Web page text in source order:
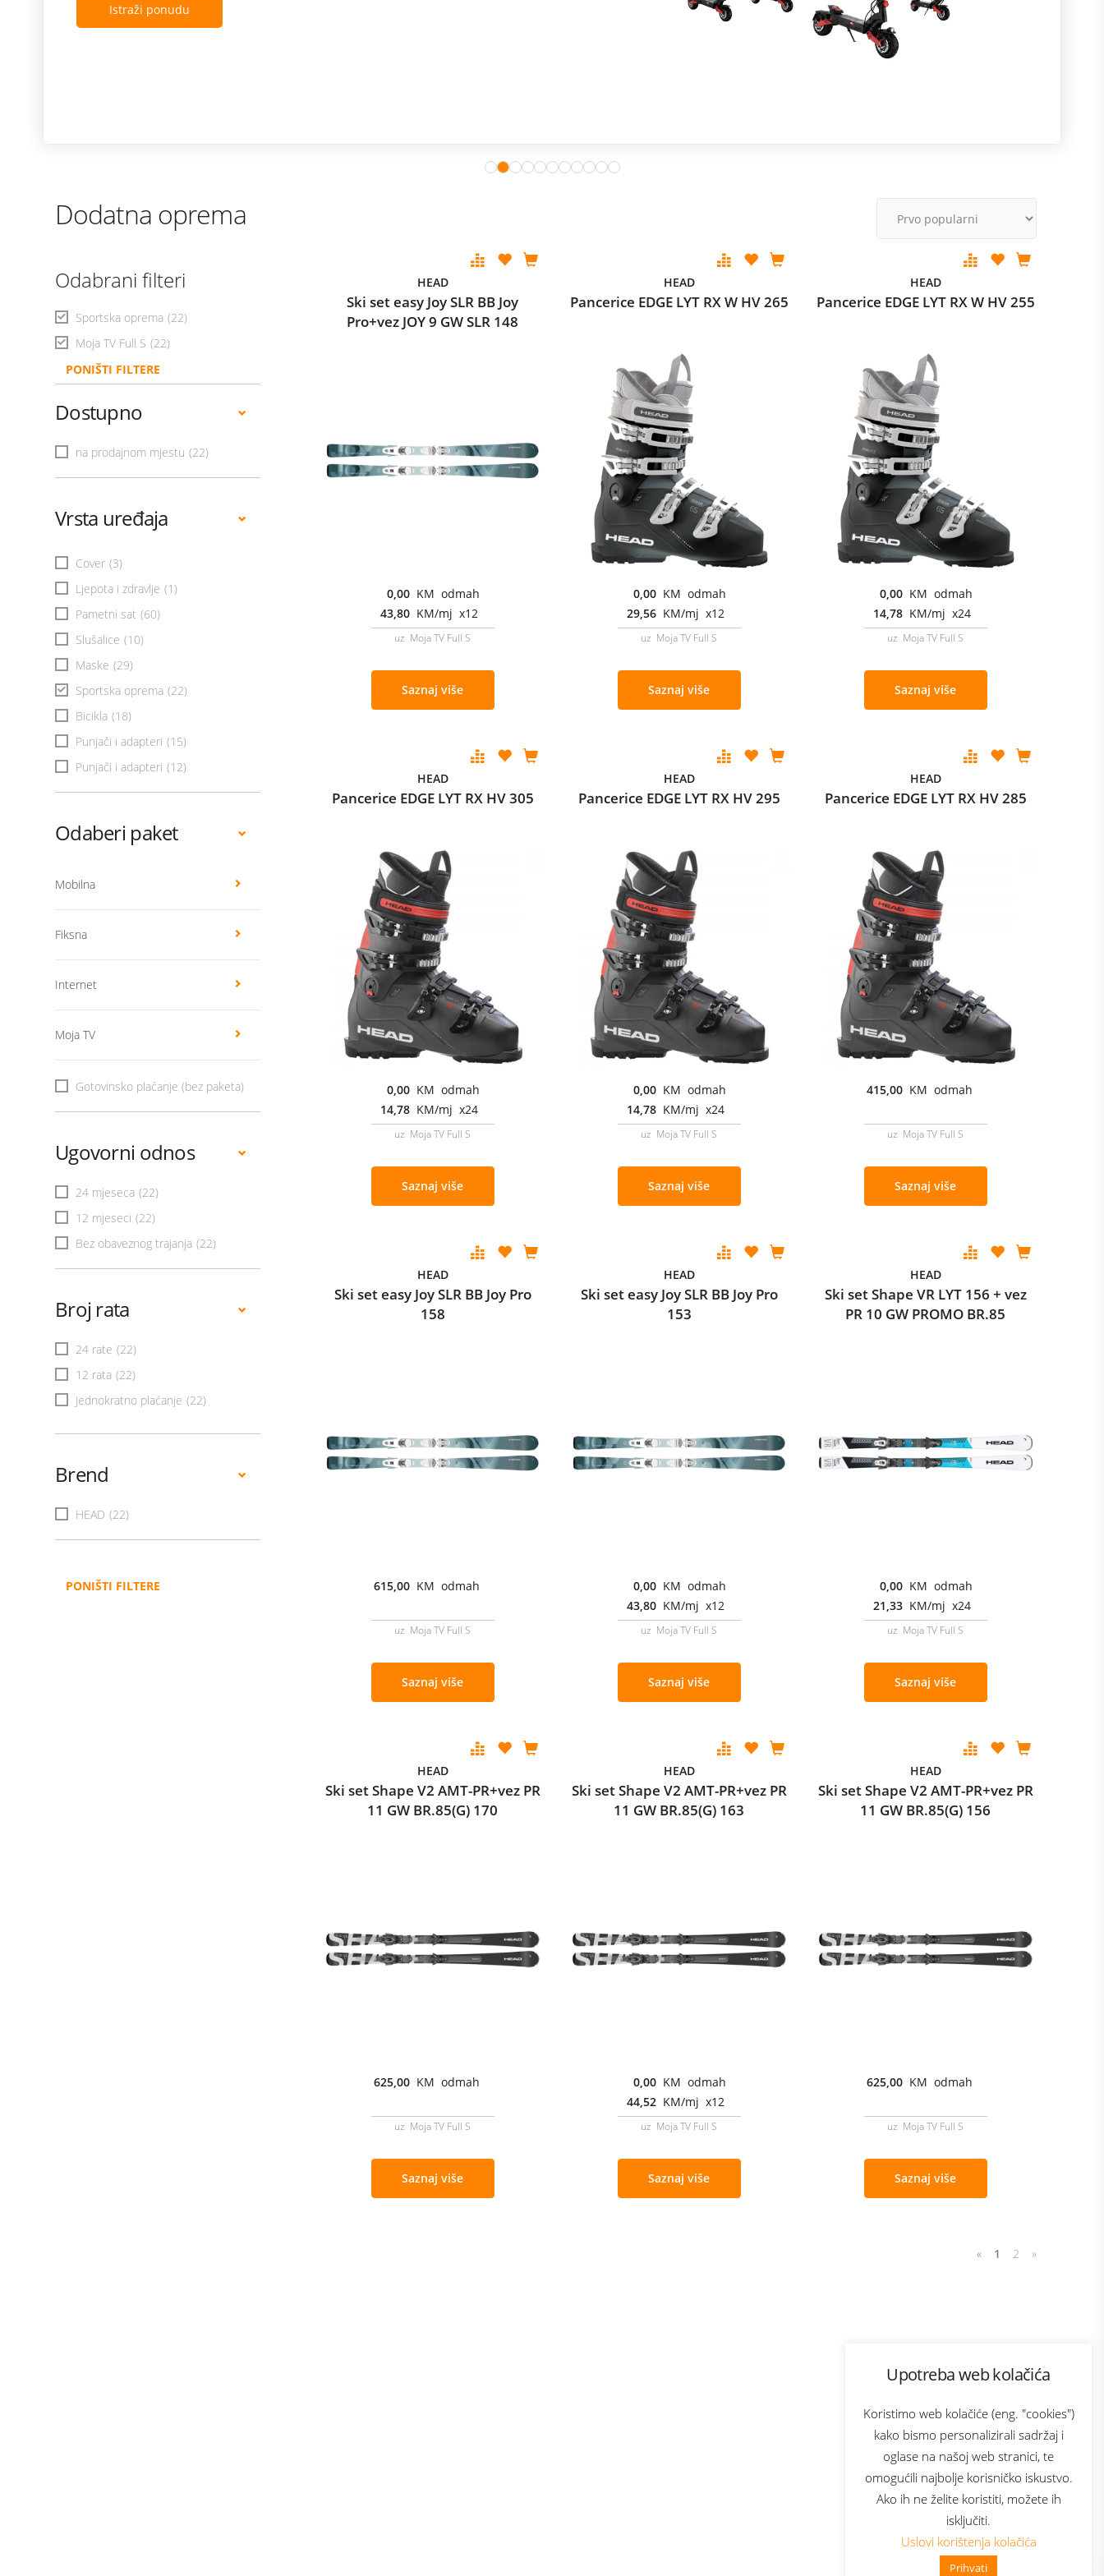
Upotreba web kolačića
Koristimo web kolačiće (eng. "cookies")
kako bismo personalizirali sadržaj i
oglase na našoj web stranici, te
omogućili najbolje korisničko iskustvo.
Ako ih ne želite koristiti, možete ih
isključiti.
Uslovi korištenja kolačića
Prihvati
👋 Zdravo, kako mogu pomoći?
Istraži ponudu
Dodatna oprema
Odabrani filteri
Sportska oprema (22)
Moja TV Full S (22)
PONIŠTI FILTERE
Dostupno
na prodajnom mjestu (22)
Vrsta uređaja
Cover (3)
Ljepota i zdravlje (1)
Pametni sat (60)
Slušalice (10)
Maske (29)
Sportska oprema (22)
Bicikla (18)
Punjači i adapteri (15)
Punjači i adapteri (12)
Odaberi paket
Mobilna
Fiksna
Internet
Moja TV
Gotovinsko plaćanje (bez paketa)
Ugovorni odnos
24 mjeseca (22)
12 mjeseci (22)
Bez obaveznog trajanja (22)
Broj rata
24 rate (22)
12 rata (22)
Jednokratno plaćanje (22)
Brend
HEAD (22)
PONIŠTI FILTERE
HEAD
Ski set easy Joy SLR BB Joy
Pro+vez JOY 9 GW SLR 148
0,00 KM odmah
43,80 KM/mj x12
uz Moja TV Full S
Saznaj više
HEAD
Pancerice EDGE LYT RX W HV 265
0,00 KM odmah
29,56 KM/mj x12
uz Moja TV Full S
Saznaj više
HEAD
Pancerice EDGE LYT RX W HV 255
0,00 KM odmah
14,78 KM/mj x24
uz Moja TV Full S
Saznaj više
HEAD
Pancerice EDGE LYT RX HV 305
0,00 KM odmah
14,78 KM/mj x24
uz Moja TV Full S
Saznaj više
HEAD
Pancerice EDGE LYT RX HV 295
0,00 KM odmah
14,78 KM/mj x24
uz Moja TV Full S
Saznaj više
HEAD
Pancerice EDGE LYT RX HV 285
415,00 KM odmah
uz Moja TV Full S
Saznaj više
HEAD
Ski set easy Joy SLR BB Joy Pro
158
615,00 KM odmah
uz Moja TV Full S
Saznaj više
HEAD
Ski set easy Joy SLR BB Joy Pro
153
0,00 KM odmah
43,80 KM/mj x12
uz Moja TV Full S
Saznaj više
HEAD
Ski set Shape VR LYT 156 + vez
PR 10 GW PROMO BR.85
0,00 KM odmah
21,33 KM/mj x24
uz Moja TV Full S
Saznaj više
HEAD
Ski set Shape V2 AMT-PR+vez PR
11 GW BR.85(G) 170
625,00 KM odmah
uz Moja TV Full S
Saznaj više
HEAD
Ski set Shape V2 AMT-PR+vez PR
11 GW BR.85(G) 163
0,00 KM odmah
44,52 KM/mj x12
uz Moja TV Full S
Saznaj više
HEAD
Ski set Shape V2 AMT-PR+vez PR
11 GW BR.85(G) 156
625,00 KM odmah
uz Moja TV Full S
Saznaj više
« 1 2 »
Bonus plus
Prijava za newsletter